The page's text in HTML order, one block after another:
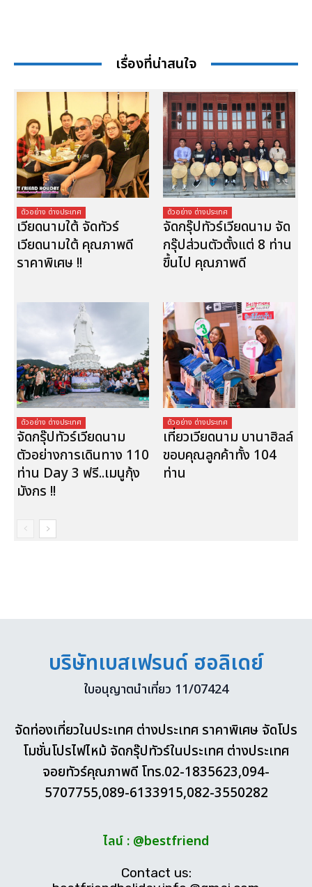
เรื่องที่น่าสนใจ
ตัวอย่าง ต่างประเทศ
เวียดนามใต้ จัดทัวร์
เวียดนามใต้ คุณภาพดี
ราคาพิเศษ !!
ตัวอย่าง ต่างประเทศ
จัดกรุ๊ปทัวร์เวียดนาม จัด
กรุ๊ปส่วนตัวตั้งแต่ 8 ท่าน
ขึ้นไป คุณภาพดี
ตัวอย่าง ต่างประเทศ
จัดกรุ๊ปทัวร์เวียดนาม
ตัวอย่างการเดินทาง 110
ท่าน Day 3 ฟรี..เมนูกุ้ง
มังกร !!
ตัวอย่าง ต่างประเทศ
เที่ยวเวียดนาม บานาฮิลล์
ขอบคุณลูกค้าทั้ง 104
ท่าน
บริษัทเบสเฟรนด์ ฮอลิเดย์
ใบอนุญาตนำเที่ยว 11/07424
จัดท่องเที่ยวในประเทศ ต่างประเทศ ราคาพิเศษ จัดโปร
โมชั่นโปรไฟไหม้ จัดกรุ๊ปทัวร์ในประเทศ ต่างประเทศ
จอยทัวร์คุณภาพดี โทร.02-1835623,094-
5707755,089-6133915,082-3550282
ไลน์ : @bestfriend
Contact us: